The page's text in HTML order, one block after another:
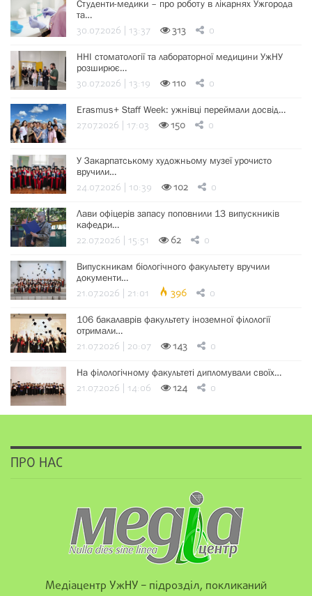
Студенти-медики – про роботу в лікарнях Ужгорода
та…
30.07.2026 | 13:37 313 0
ННІ стоматології та лабораторної медицини УжНУ
розширює…
30.07.2026 | 13:19 110 0
Erasmus+ Staff Week: ужнівці переймали досвід…
27.07.2026 | 17:03 150 0
У Закарпатському художньому музеї урочисто
вручили…
24.07.2026 | 10:39 102 0
Лави офіцерів запасу поповнили 13 випускників
кафедри…
22.07.2026 | 15:51 62 0
Випускникам біологічного факультету вручили
документи…
21.07.2026 | 21:01 396 0
106 бакалаврів факультету іноземної філології
отримали…
21.07.2026 | 20:07 143 0
На філологічному факультеті дипломували своїх…
21.07.2026 | 14:06 124 0
ПРО НАС
Медіацентр УжНУ – підрозділ, покликаний